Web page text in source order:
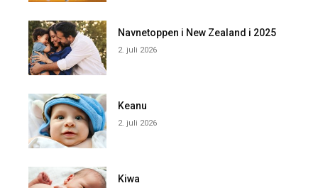
Navnetoppen i New Zealand i 2025
2. juli 2026
Keanu
2. juli 2026
Kiwa